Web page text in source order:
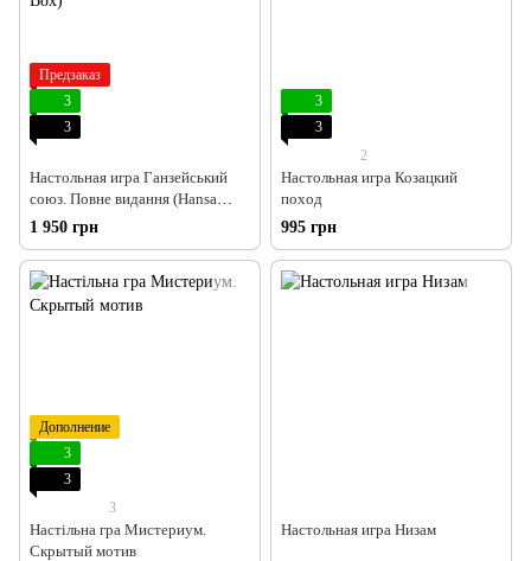
Предзаказ
3
3
Настольная игра Ганзейський
союз. Повне видання (Hansa
Teutonica: Big Box)
1 950 грн
3
3
2
Настольная игра Козацкий
поход
995 грн
Дополнение
3
3
3
Настільна гра Мистериум.
Скрытый мотив
Настольная игра Низам